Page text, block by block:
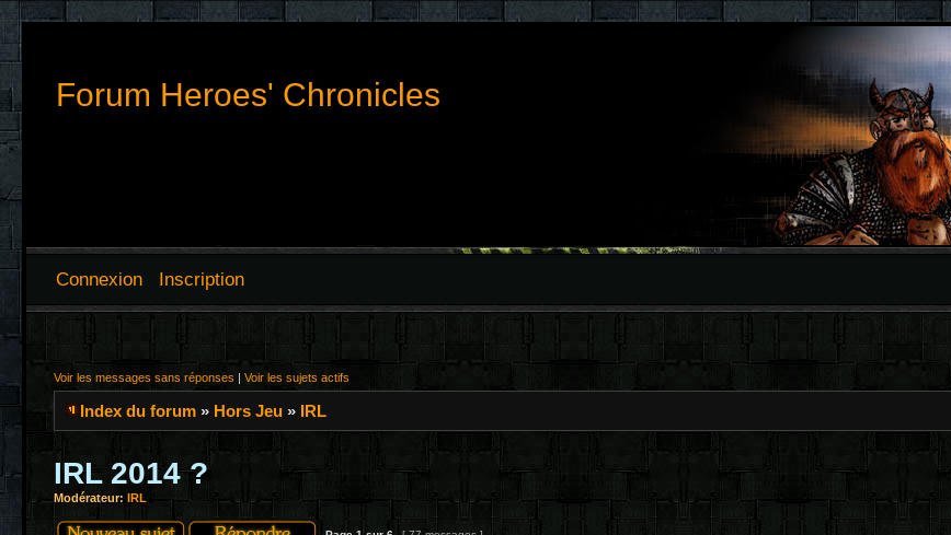
Forum Heroes' Chronicles
Connexion Inscription
Voir les messages sans réponses | Voir les sujets actifs
Index du forum » Hors Jeu » IRL
IRL 2014 ?
Modérateur: IRL